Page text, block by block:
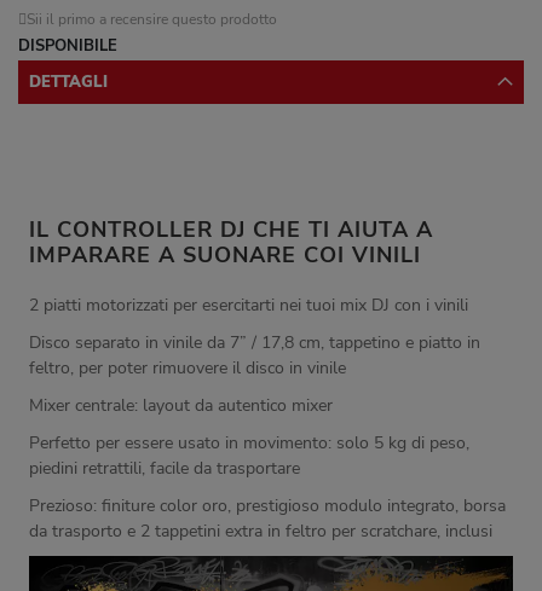
Sii il primo a recensire questo prodotto
DISPONIBILE
DETTAGLI
IL CONTROLLER DJ CHE TI AIUTA A
IMPARARE A SUONARE COI VINILI
2 piatti motorizzati per esercitarti nei tuoi mix DJ con i vinili
Disco separato in vinile da 7” / 17,8 cm, tappetino e piatto in
feltro, per poter rimuovere il disco in vinile
Mixer centrale: layout da autentico mixer
Perfetto per essere usato in movimento: solo 5 kg di peso,
piedini retrattili, facile da trasportare
Prezioso: finiture color oro, prestigioso modulo integrato, borsa
da trasporto e 2 tappetini extra in feltro per scratchare, inclusi